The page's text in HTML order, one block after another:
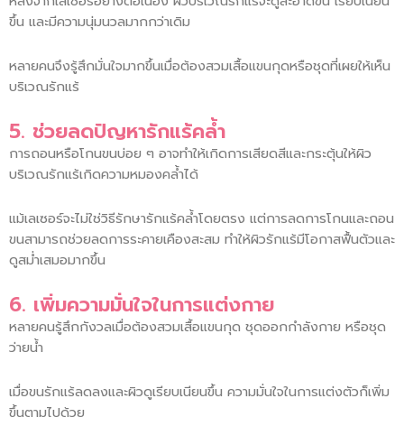
ขึ้น และมีความนุ่มนวลมากกว่าเดิม
หลายคนจึงรู้สึกมั่นใจมากขึ้นเมื่อต้องสวมเสื้อแขนกุดหรือชุดที่เผยให้เห็น
บริเวณรักแร้
5. ช่วยลดปัญหารักแร้คล้ำ
การถอนหรือโกนขนบ่อย ๆ อาจทำให้เกิดการเสียดสีและกระตุ้นให้ผิว
บริเวณรักแร้เกิดความหมองคล้ำได้
แม้เลเซอร์จะไม่ใช่วิธีรักษารักแร้คล้ำโดยตรง แต่การลดการโกนและถอน
ขนสามารถช่วยลดการระคายเคืองสะสม ทำให้ผิวรักแร้มีโอกาสฟื้นตัวและ
ดูสม่ำเสมอมากขึ้น
6. เพิ่มความมั่นใจในการแต่งกาย
หลายคนรู้สึกกังวลเมื่อต้องสวมเสื้อแขนกุด ชุดออกกำลังกาย หรือชุด
ว่ายน้ำ
เมื่อขนรักแร้ลดลงและผิวดูเรียบเนียนขึ้น ความมั่นใจในการแต่งตัวก็เพิ่ม
ขึ้นตามไปด้วย